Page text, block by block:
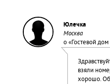
Юлечка
Москва
о «Гостевой
взяли
хорошо.